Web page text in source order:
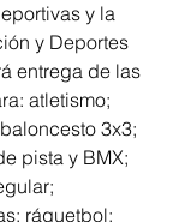
y la
y Deportes
entrega de las
atletismo;
3x3;
pista y BMX;
ráquetbol;